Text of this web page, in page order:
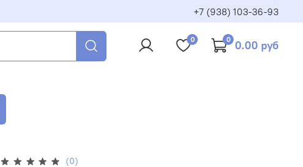
+7 (938) 103-36-93
0 0 0.00 руб
(0)